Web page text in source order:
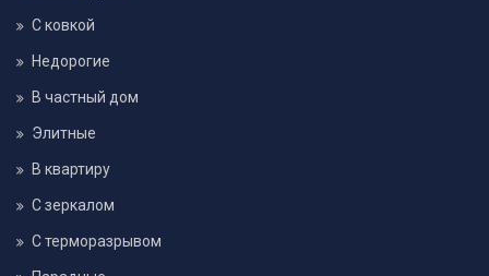
С ковкой
Недорогие
В частный дом
Элитные
В квартиру
С зеркалом
С терморазрывом